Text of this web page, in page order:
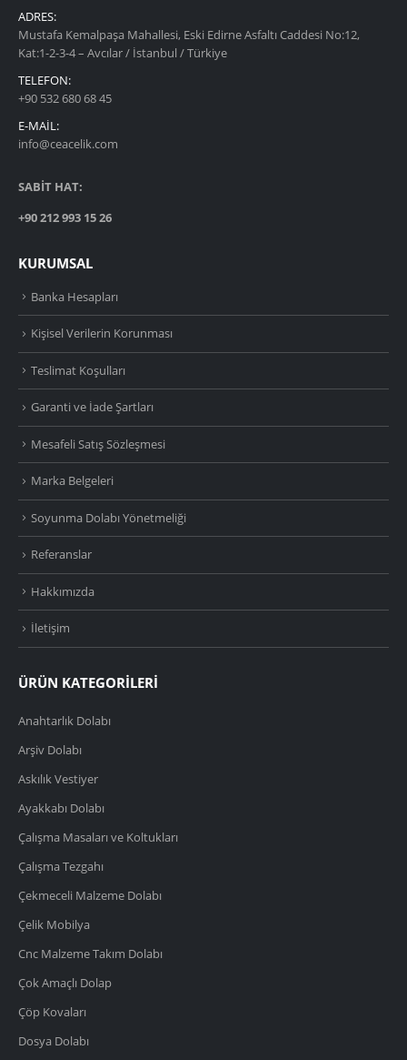
ADRES:
Mustafa Kemalpaşa Mahallesi, Eski Edirne Asfaltı Caddesi No:12,
Kat:1-2-3-4 – Avcılar / İstanbul / Türkiye
TELEFON:
+90 532 680 68 45
E-MAIL:
info@ceacelik.com
SABİT HAT:
+90 212 993 15 26
KURUMSAL
Banka Hesapları
Kişisel Verilerin Korunması
Teslimat Koşulları
Garanti ve İade Şartları
Mesafeli Satış Sözleşmesi
Marka Belgeleri
Soyunma Dolabı Yönetmeliği
Referanslar
Hakkımızda
İletişim
ÜRÜN KATEGORİLERİ
Anahtarlık Dolabı
Arşiv Dolabı
Askılık Vestiyer
Ayakkabı Dolabı
Çalışma Masaları ve Koltukları
Çalışma Tezgahı
Çekmeceli Malzeme Dolabı
Çelik Mobilya
Cnc Malzeme Takım Dolabı
Çok Amaçlı Dolap
Çöp Kovaları
Dosya Dolabı